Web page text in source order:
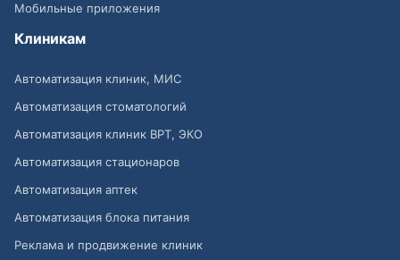
Мобильные приложения
Клиникам
Автоматизация клиник, МИС
Автоматизация стоматологий
Автоматизация клиник ВРТ, ЭКО
Автоматизация стационаров
Автоматизация аптек
Автоматизация блока питания
Реклама и продвижение клиник